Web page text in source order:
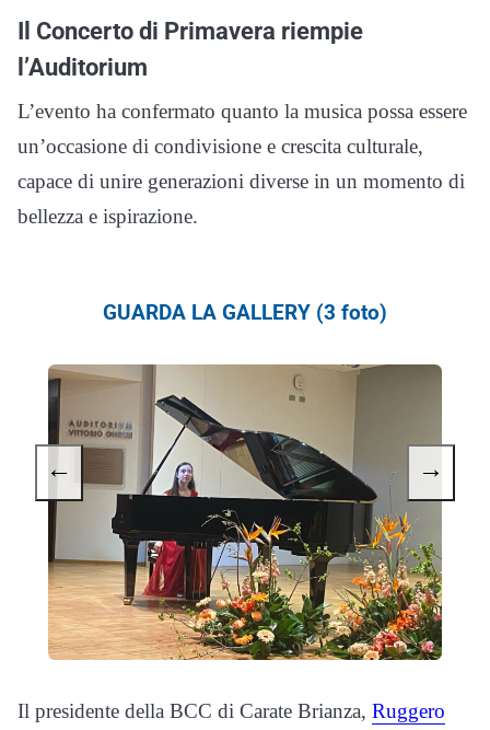
Il Concerto di Primavera riempie
l’Auditorium
L’evento ha confermato quanto la musica possa essere
un’occasione di condivisione e crescita culturale,
capace di unire generazioni diverse in un momento di
bellezza e ispirazione.
GUARDA LA GALLERY (3 foto)
← →
Il presidente della BCC di Carate Brianza, Ruggero